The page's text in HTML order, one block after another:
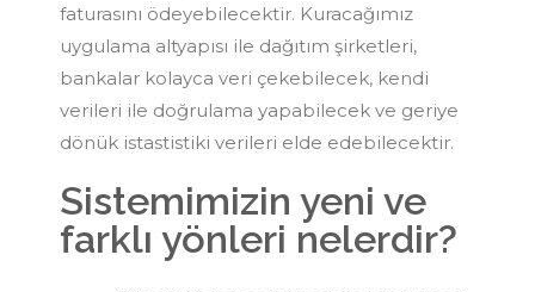
faturasını ödeyebilecektir. Kuracağımız
uygulama altyapısı ile dağıtım şirketleri,
bankalar kolayca veri çekebilecek, kendi
verileri ile doğrulama yapabilecek ve geriye
dönük istastistiki verileri elde edebilecektir.
Sistemimizin yeni ve
farklı yönleri nelerdir?